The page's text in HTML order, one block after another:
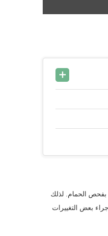
الحمام. لذلك
بعض التغييرات